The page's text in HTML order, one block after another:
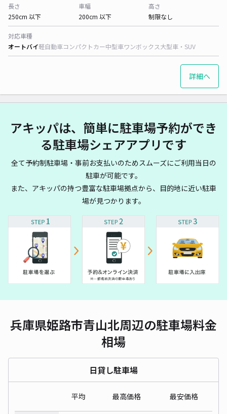
長さ
250cm 以下
車幅
200cm 以下
高さ
制限なし
対応車種
オートバイ軽自動車コンパクトカー中型車ワンボックス大型車・SUV
詳細へ
アキッパは、簡単に駐車場予約ができ
る駐車場シェアアプリです
全て予約制駐車場・事前お支払いのためスムーズにご利用当日の
駐車が可能です。
また、アキッパの持つ豊富な駐車場拠点から、目的地に近い駐車
場が見つかります。
兵庫県姫路市青山北周辺の駐車場料金
相場
日貸し駐車場
平均 最高価格 最安価格